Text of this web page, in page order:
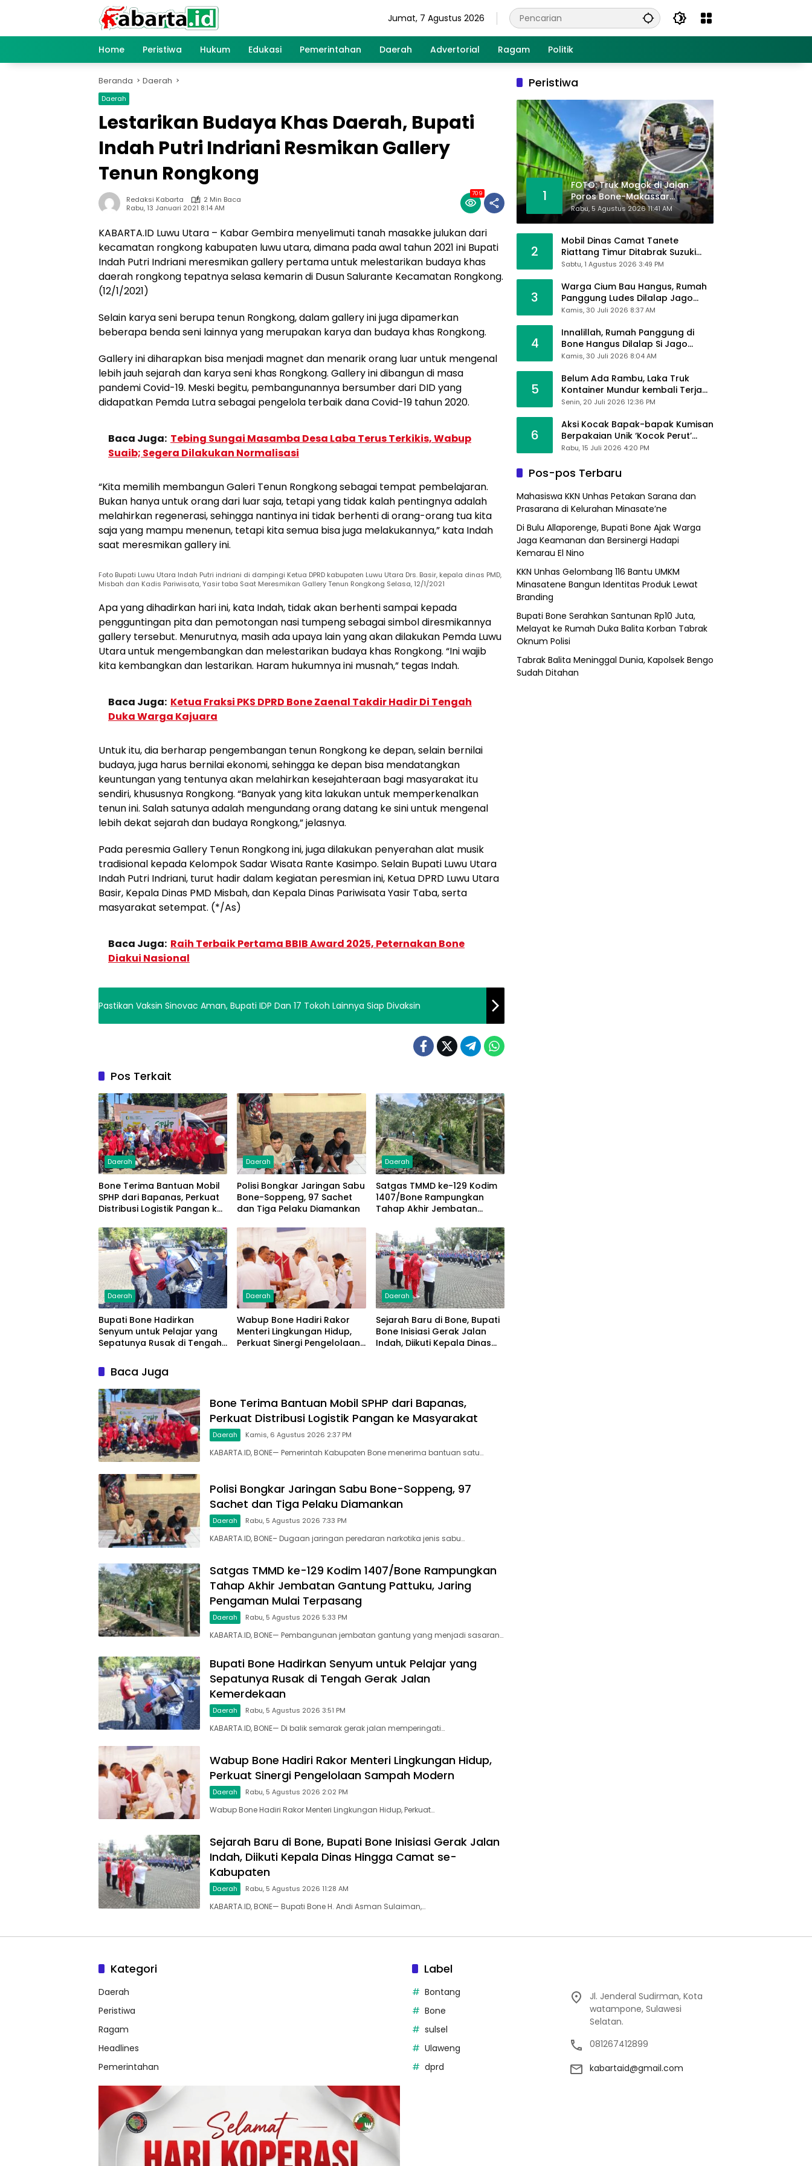
Jumat, 7 Agustus 2026
Home Peristiwa Hukum Edukasi Pemerintahan Daerah Advertorial Ragam Politik
Beranda Daerah
Daerah
Lestarikan Budaya Khas Daerah, Bupati
Indah Putri Indriani Resmikan Gallery
Tenun Rongkong
Redaksi Kabarta
2 Min Baca
Rabu, 13 Januari 2021 8:14 AM
709
KABARTA.ID Luwu Utara – Kabar Gembira menyelimuti tanah masakke julukan dari
kecamatan rongkong kabupaten luwu utara, dimana pada awal tahun 2021 ini Bupati
Indah Putri Indriani meresmikan gallery pertama untuk melestarikan budaya khas
daerah rongkong tepatnya selasa kemarin di Dusun Salurante Kecamatan Rongkong.
(12/1/2021)
Selain karya seni berupa tenun Rongkong, dalam gallery ini juga dipamerkan
beberapa benda seni lainnya yang merupakan karya dan budaya khas Rongkong.
Gallery ini diharapkan bisa menjadi magnet dan menarik orang luar untuk mengenal
lebih jauh sejarah dan karya seni khas Rongkong. Gallery ini dibangun di masa
pandemi Covid-19. Meski begitu, pembangunannya bersumber dari DID yang
didapatkan Pemda Lutra sebagai pengelola terbaik dana Covid-19 tahun 2020.
Baca Juga: Tebing Sungai Masamba Desa Laba Terus Terkikis, Wabup
Suaib; Segera Dilakukan Normalisasi
“Kita memilih membangun Galeri Tenun Rongkong sebagai tempat pembelajaran.
Bukan hanya untuk orang dari luar saja, tetapi yang tidak kalah pentingnya adalah
melahirkan regenerasi, sehingga nantinya ini tidak berhenti di orang-orang tua kita
saja yang mampu menenun, tetapi kita semua bisa juga melakukannya,” kata Indah
saat meresmikan gallery ini.
Foto Bupati Luwu Utara Indah Putri indriani di dampingi Ketua DPRD kabupaten Luwu Utara Drs. Basir, kepala dinas PMD,
Misbah dan Kadis Pariwisata, Yasir taba Saat Meresmikan Gallery Tenun Rongkong Selasa, 12/1/2021
Apa yang dihadirkan hari ini, kata Indah, tidak akan berhenti sampai kepada
pengguntingan pita dan pemotongan nasi tumpeng sebagai simbol diresmikannya
gallery tersebut. Menurutnya, masih ada upaya lain yang akan dilakukan Pemda Luwu
Utara untuk mengembangkan dan melestarikan budaya khas Rongkong. “Ini wajib
kita kembangkan dan lestarikan. Haram hukumnya ini musnah,” tegas Indah.
Baca Juga: Ketua Fraksi PKS DPRD Bone Zaenal Takdir Hadir Di Tengah
Duka Warga Kajuara
Untuk itu, dia berharap pengembangan tenun Rongkong ke depan, selain bernilai
budaya, juga harus bernilai ekonomi, sehingga ke depan bisa mendatangkan
keuntungan yang tentunya akan melahirkan kesejahteraan bagi masyarakat itu
sendiri, khususnya Rongkong. “Banyak yang kita lakukan untuk memperkenalkan
tenun ini. Salah satunya adalah mengundang orang datang ke sini untuk mengenal
lebih dekat sejarah dan budaya Rongkong,” jelasnya.
Pada peresmia Gallery Tenun Rongkong ini, juga dilakukan penyerahan alat musik
tradisional kepada Kelompok Sadar Wisata Rante Kasimpo. Selain Bupati Luwu Utara
Indah Putri Indriani, turut hadir dalam kegiatan peresmian ini, Ketua DPRD Luwu Utara
Basir, Kepala Dinas PMD Misbah, dan Kepala Dinas Pariwisata Yasir Taba, serta
masyarakat setempat. (*/As)
Baca Juga: Raih Terbaik Pertama BBIB Award 2025, Peternakan Bone
Diakui Nasional
Pastikan Vaksin Sinovac Aman, Bupati IDP Dan 17 Tokoh Lainnya Siap Divaksin
Pos Terkait
Daerah
Bone Terima Bantuan Mobil
SPHP dari Bapanas, Perkuat
Distribusi Logistik Pangan ke
Daerah
Polisi Bongkar Jaringan Sabu
Bone-Soppeng, 97 Sachet
dan Tiga Pelaku Diamankan
Daerah
Satgas TMMD ke-129 Kodim
1407/Bone Rampungkan
Tahap Akhir Jembatan
Pengaman Mulai Terpasang
Daerah
Bupati Bone Hadirkan
Senyum untuk Pelajar yang
Sepatunya Rusak di Tengah
Daerah
Wabup Bone Hadiri Rakor
Menteri Lingkungan Hidup,
Perkuat Sinergi Pengelolaan
Daerah
Sejarah Baru di Bone, Bupati
Bone Inisiasi Gerak Jalan
Indah, Diikuti Kepala Dinas
Baca Juga
Bone Terima Bantuan Mobil SPHP dari Bapanas,
Perkuat Distribusi Logistik Pangan ke Masyarakat
Daerah Kamis, 6 Agustus 2026 2:37 PM
KABARTA.ID, BONE— Pemerintah Kabupaten Bone menerima bantuan satu…
Polisi Bongkar Jaringan Sabu Bone-Soppeng, 97
Sachet dan Tiga Pelaku Diamankan
Daerah Rabu, 5 Agustus 2026 7:33 PM
KABARTA.ID, BONE– Dugaan jaringan peredaran narkotika jenis sabu…
Satgas TMMD ke-129 Kodim 1407/Bone Rampungkan
Tahap Akhir Jembatan Gantung Pattuku, Jaring
Pengaman Mulai Terpasang
Daerah Rabu, 5 Agustus 2026 5:33 PM
KABARTA.ID, BONE— Pembangunan jembatan gantung yang menjadi sasaran…
Bupati Bone Hadirkan Senyum untuk Pelajar yang
Sepatunya Rusak di Tengah Gerak Jalan
Kemerdekaan
Daerah Rabu, 5 Agustus 2026 3:51 PM
KABARTA.ID, BONE— Di balik semarak gerak jalan memperingati…
Wabup Bone Hadiri Rakor Menteri Lingkungan Hidup,
Perkuat Sinergi Pengelolaan Sampah Modern
Daerah Rabu, 5 Agustus 2026 2:02 PM
Wabup Bone Hadiri Rakor Menteri Lingkungan Hidup, Perkuat…
Sejarah Baru di Bone, Bupati Bone Inisiasi Gerak Jalan
Indah, Diikuti Kepala Dinas Hingga Camat se-
Kabupaten
Daerah Rabu, 5 Agustus 2026 11:28 AM
KABARTA.ID, BONE— Bupati Bone H. Andi Asman Sulaiman,…
Peristiwa
1
FOTO: Truk Mogok di Jalan
Poros Bone-Makassar
Sebabkan Macet, Polisi Turun
Tangan
Rabu, 5 Agustus 2026 11:41 AM
2
Mobil Dinas Camat Tanete
Riattang Timur Ditabrak Suzuki
Ertiga, Camat Andi Habibie:
Sabtu, 1 Agustus 2026 3:49 PM
3
Warga Cium Bau Hangus, Rumah
Panggung Ludes Dilalap Jago
Merah
Kamis, 30 Juli 2026 8:37 AM
4
Innalillah, Rumah Panggung di
Bone Hangus Dilalap Si Jago
Merah
Kamis, 30 Juli 2026 8:04 AM
5
Belum Ada Rambu, Laka Truk
Kontainer Mundur kembali Terjadi
di Bypass Sumpallabbu
Senin, 20 Juli 2026 12:36 PM
6
Aksi Kocak Bapak-bapak Kumisan
Berpakaian Unik ‘Kocok Perut’
Pengunjung dan Pegawai
Sentuh Atm
Rabu, 15 Juli 2026 4:20 PM
Pos-pos Terbaru
Mahasiswa KKN Unhas Petakan Sarana dan
Prasarana di Kelurahan Minasate’ne
Di Bulu Allaporenge, Bupati Bone Ajak Warga
Jaga Keamanan dan Bersinergi Hadapi
Kemarau El Nino
KKN Unhas Gelombang 116 Bantu UMKM
Minasatene Bangun Identitas Produk Lewat
Branding
Bupati Bone Serahkan Santunan Rp10 Juta,
Melayat ke Rumah Duka Balita Korban Tabrak
Oknum Polisi
Tabrak Balita Meninggal Dunia, Kapolsek Bengo
Sudah Ditahan
Kategori
Daerah
Peristiwa
Ragam
Headlines
Pemerintahan
Label
Bontang
Bone
sulsel
Ulaweng
dprd
Jl. Jenderal Sudirman, Kota
watampone, Sulawesi
Selatan.
081267412899
kabartaid@gmail.com